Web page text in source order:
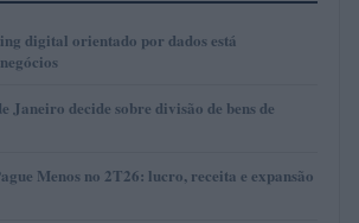
digital orientado por dados está
Janeiro decide sobre divisão de bens de
Menos no 2T26: lucro, receita e expansão